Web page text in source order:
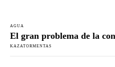
AGUA
El gran problema de la
KAZATORMENTAS